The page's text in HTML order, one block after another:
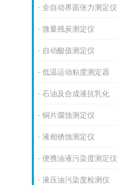
全自动界面张力测定仪
微量残炭测定仪
自动酸值测定仪
低温运动粘度测定器
石油及合成液抗乳化
铜片腐蚀测定仪
液相锈蚀测定仪
便携油液污染度测定仪
液压油污染度检测仪